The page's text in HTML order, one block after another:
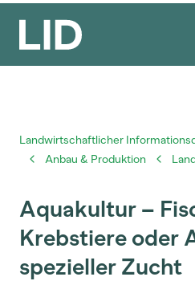
Landwirtschaftlicher
Anbau & Produktion
Aquakultur –
Krebstiere oder
spezieller Zucht